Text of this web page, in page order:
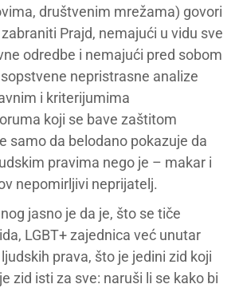
društvenim mrežama) govori
Prajd, nemajući u vidu sve
odredbe i nemajući pred sobom
nepristrasne analize
i kriterijumima
koji se bave zaštitom
samo da belodano pokazuje da
pravima nego je – makar i
nepomirljivi neprijatelj.
jasno je da je, što se tiče
LGBT+ zajednica već unutar
prava, što je jedini zid koji
zid isti za sve: naruši li se kako bi